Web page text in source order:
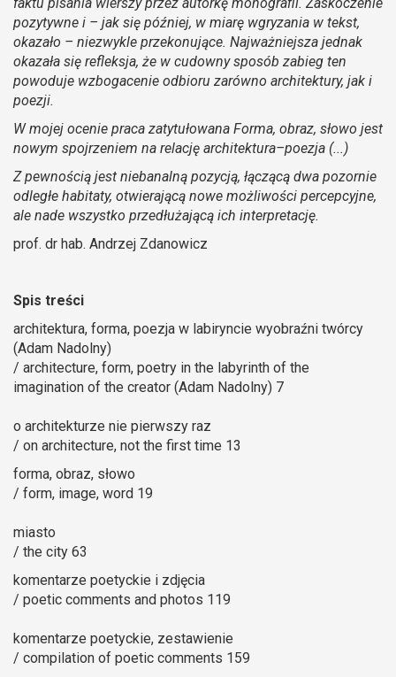
faktu pisania wierszy przez autorkę monografii. Zaskoczenie
pozytywne i – jak się później, w miarę wgryzania w tekst,
okazało – niezwykle przekonujące. Najważniejsza jednak
okazała się refleksja, że w cudowny sposób zabieg ten
powoduje wzbogacenie odbioru zarówno architektury, jak i
poezji.
W mojej ocenie praca zatytułowana Forma, obraz, słowo jest
nowym spojrzeniem na relację architektura–poezja (...)
Z pewnością jest niebanalną pozycją, łączącą dwa pozornie
odległe habitaty, otwierającą nowe możliwości percepcyjne,
ale nade wszystko przedłużającą ich interpretację.
prof. dr hab. Andrzej Zdanowicz
Spis treści
architektura, forma, poezja w labiryncie wyobraźni twórcy
(Adam Nadolny)
/ architecture, form, poetry in the labyrinth of the
imagination of the creator (Adam Nadolny) 7
o architekturze nie pierwszy raz
/ on architecture, not the first time 13
forma, obraz, słowo
/ form, image, word 19
miasto
/ the city 63
komentarze poetyckie i zdjęcia
/ poetic comments and photos 119
komentarze poetyckie, zestawienie
/ compilation of poetic comments 159